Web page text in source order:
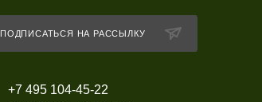
ПОДПИСАТЬСЯ НА РАССЫЛКУ
+7 495 104-45-22